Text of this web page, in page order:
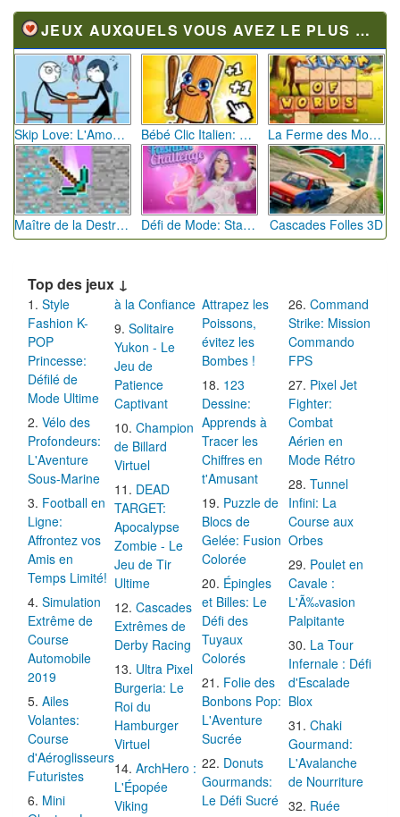
JEUX AUXQUELS VOUS AVEZ LE PLUS JOUÉ
Skip Love: L'Amour en Péril Bébé Clic Italien: La Folie des Petits Bambins La Ferme des Mots - Cultivez votre Vocabulaire
Maître de la Destruction: Fusion de Pioches Défi de Mode: Star du Podium Cascades Folles 3D
Top des jeux ↓
Style
Fashion K-
POP
Princesse:
Défilé de
Mode Ultime
Vélo des
Profondeurs:
L'Aventure
Sous-Marine
Football en
Ligne:
Affrontez vos
Amis en
Temps Limité!
Simulation
Extrême de
Course
Automobile
2019
Ailes
Volantes:
Course
d'Aéroglisseurs
Futuristes
Mini
à la Confiance
Solitaire
Yukon - Le
Jeu de
Patience
Captivant
Champion
de Billard
Virtuel
DEAD
TARGET:
Apocalypse
Zombie - Le
Jeu de Tir
Ultime
Cascades
Extrêmes de
Derby Racing
Ultra Pixel
Burgeria: Le
Roi du
Hamburger
Virtuel
ArchHero :
L'Épopée
Viking
Attrapez les
Poissons,
évitez les
Bombes !
123
Dessine:
Apprends à
Tracer les
Chiffres en
t'Amusant
Puzzle de
Blocs de
Gelée: Fusion
Colorée
Épingles
et Billes: Le
Défi des
Tuyaux
Colorés
Folie des
Bonbons Pop:
L'Aventure
Sucrée
Donuts
Gourmands:
Le Défi Sucré
Command
Strike: Mission
Commando
FPS
Pixel Jet
Fighter:
Combat
Aérien en
Mode Rétro
Tunnel
Infini: La
Course aux
Orbes
Poulet en
Cavale :
L'Ã‰vasion
Palpitante
La Tour
Infernale : Défi
d'Escalade
Blox
Chaki
Gourmand:
L'Avalanche
de Nourriture
Ruée